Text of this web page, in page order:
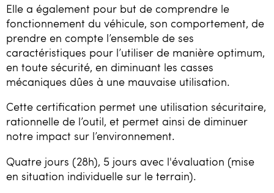
Elle a également pour but de comprendre le
fonctionnement du véhicule, son comportement, de
prendre en compte l’ensemble de ses
caractéristiques pour l’utiliser de manière optimum,
en toute sécurité, en diminuant les casses
mécaniques dûes à une mauvaise utilisation.
Cette certification permet une utilisation sécuritaire,
rationnelle de l’outil, et permet ainsi de diminuer
notre impact sur l’environnement.
Quatre jours (28h), 5 jours avec l'évaluation (mise
en situation individuelle sur le terrain).